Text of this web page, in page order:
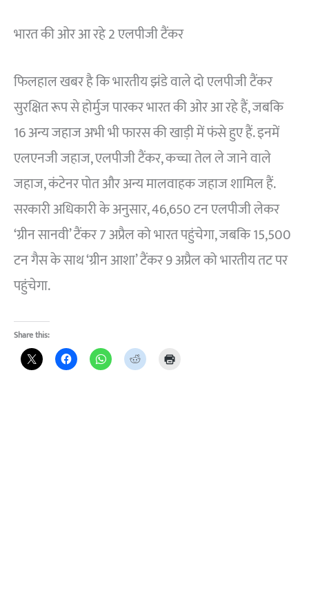
भारत की ओर आ रहे 2 एलपीजी टैंकर
फिलहाल खबर है कि भारतीय झंडे वाले दो एलपीजी टैंकर
सुरक्षित रूप से होर्मुज पारकर भारत की ओर आ रहे हैं, जबकि
16 अन्य जहाज अभी भी फारस की खाड़ी में फंसे हुए हैं. इनमें
एलएनजी जहाज, एलपीजी टैंकर, कच्चा तेल ले जाने वाले
जहाज, कंटेनर पोत और अन्य मालवाहक जहाज शामिल हैं.
सरकारी अधिकारी के अनुसार, 46,650 टन एलपीजी लेकर
‘ग्रीन सानवी’ टैंकर 7 अप्रैल को भारत पहुंचेगा, जबकि 15,500
टन गैस के साथ ‘ग्रीन आशा’ टैंकर 9 अप्रैल को भारतीय तट पर
पहुंचेगा.
Share this: